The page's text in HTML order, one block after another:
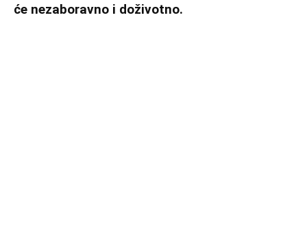
će nezaboravno i doživotno.